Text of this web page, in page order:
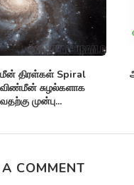
ஒரு தொலைத்தொடர்பு
arctic sea ice
COMMENT